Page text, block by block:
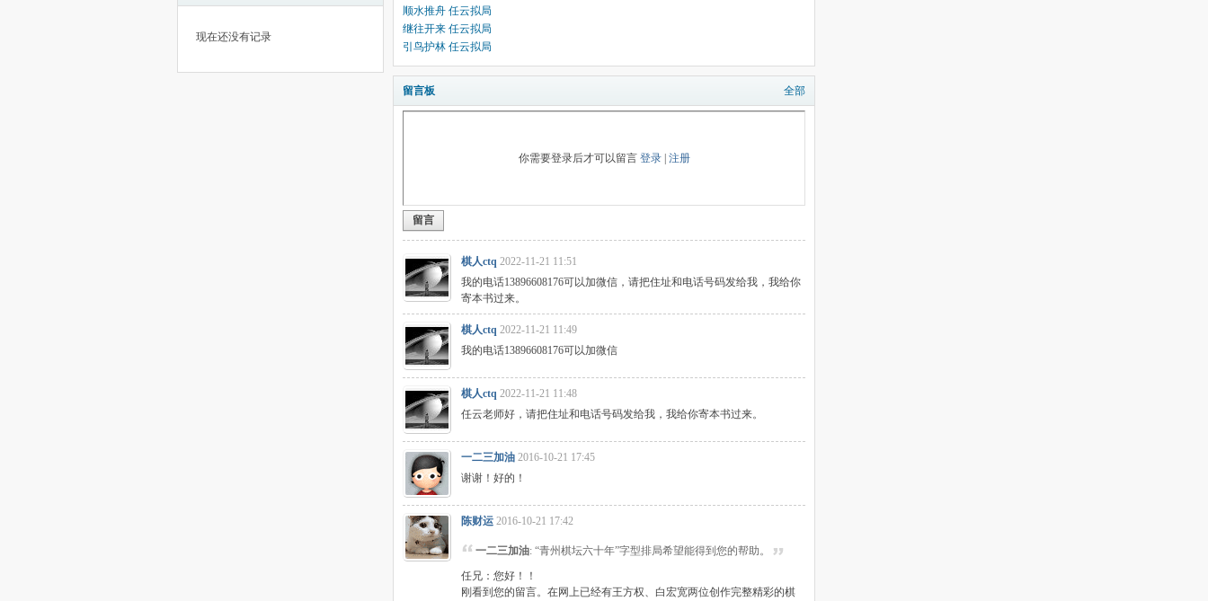
现在还没有记录
顺水推舟 任云拟局
继往开来 任云拟局
引鸟护林 任云拟局
留言板 全部
你需要登录后才可以留言 登录| 注册
留言
棋人ctq 2022-11-21 11:51
我的电话13896608176可以加微信，请把住址和电话号码发给我，我给你
寄本书过来。
棋人ctq 2022-11-21 11:49
我的电话13896608176可以加微信
棋人ctq 2022-11-21 11:48
任云老师好，请把住址和电话号码发给我，我给你寄本书过来。
一二三加油 2016-10-21 17:45
谢谢！好的！
陈财运 2016-10-21 17:42
一二三加油: “青州棋坛六十年”字型排局希望能得到您的帮助。
任兄：您好！！
刚看到您的留言。在网上已经有王方权、白宏宽两位创作完整精彩的棋